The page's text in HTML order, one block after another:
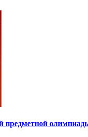
предметной